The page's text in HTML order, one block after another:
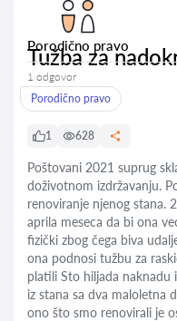
Porodično pravo
Tužba za
1 odgovor
Porodično pravo
1 628
Poštovani 2021 suprug
doživotnom izdržavanju.
renoviranje njenog stana.
aprila meseca da bi ona
fizički zbog čega biva
ona podnosi tužbu za
platili Sto hiljada naknadu
iz stana sa dva maloletna
ono što smo renovirali je